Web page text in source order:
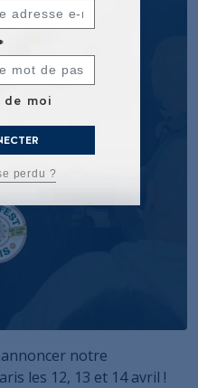
notre
les 12, 13 et 14 avril !
de moi
perdu ?